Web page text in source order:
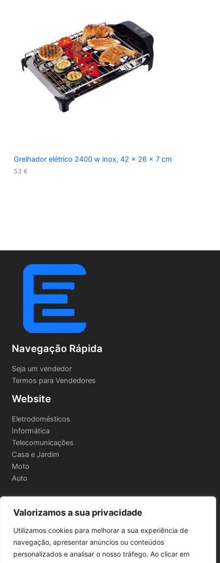
Valorizamos a sua privacidade
Utilizamos cookies para melhorar a sua experiência de
navegação, apresentar anúncios ou conteúdos
personalizados e analisar o nosso tráfego. Ao clicar em
Grelhador elétrico 2400 w inox, 42 x 26 x 7 cm
53 €
Navegação Rápida
Seja um vendedor
Termos para Vendedores
Website
Eletrodomésticos
Informática
Telecomunicações
Casa e Jardim
Moto
Auto
Informações Legais
Política de privacidade
Termos e Condições